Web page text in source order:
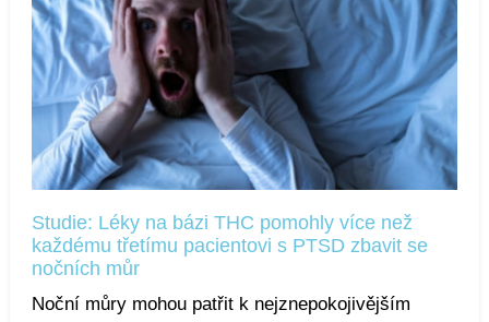
Studie: Léky na bázi THC pomohly více než
každému třetímu pacientovi s PTSD zbavit se
nočních můr
Noční můry mohou patřit k nejznepokojivějším